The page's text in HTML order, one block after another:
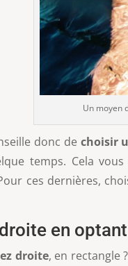
Un moyen
donc de choisir
temps. Cela
ces dernières,
en
droite, en rectangle